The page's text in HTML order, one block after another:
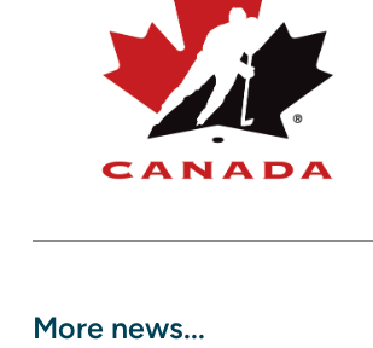
More news...